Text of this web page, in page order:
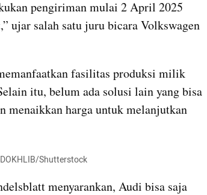
pengiriman mulai 2 April 2025
ujar salah satu juru bicara Volkswagen
fasilitas produksi milik
itu, belum ada solusi lain yang bisa
menaikkan harga untuk melanjutkan
Shutterstock
menyarankan, Audi bisa saja